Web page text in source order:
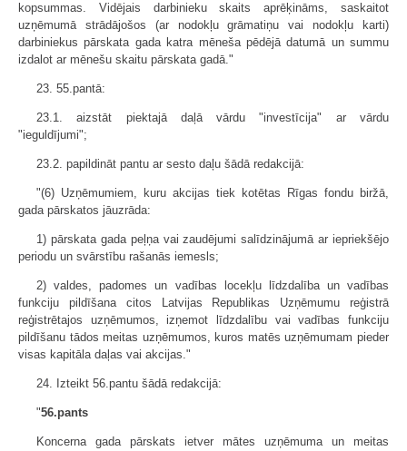
kopsummas. Vidējais darbinieku skaits aprēķināms, saskaitot
uzņēmumā strādājošos (ar nodokļu grāmatiņu vai nodokļu karti)
darbiniekus pārskata gada katra mēneša pēdējā datumā un summu
izdalot ar mēnešu skaitu pārskata gadā."
23. 55.pantā:
23.1. aizstāt piektajā daļā vārdu "investīcija" ar vārdu
"ieguldījumi";
23.2. papildināt pantu ar sesto daļu šādā redakcijā:
"(6) Uzņēmumiem, kuru akcijas tiek kotētas Rīgas fondu biržā,
gada pārskatos jāuzrāda:
1) pārskata gada peļņa vai zaudējumi salīdzinājumā ar iepriekšējo
periodu un svārstību rašanās iemesls;
2) valdes, padomes un vadības locekļu līdzdalība un vadības
funkciju pildīšana citos Latvijas Republikas Uzņēmumu reģistrā
reģistrētajos uzņēmumos, izņemot līdzdalību vai vadības funkciju
pildīšanu tādos meitas uzņēmumos, kuros matēs uzņēmumam pieder
visas kapitāla daļas vai akcijas."
24. Izteikt 56.pantu šādā redakcijā:
"56.pants
Koncerna gada pārskats ietver mātes uzņēmuma un meitas